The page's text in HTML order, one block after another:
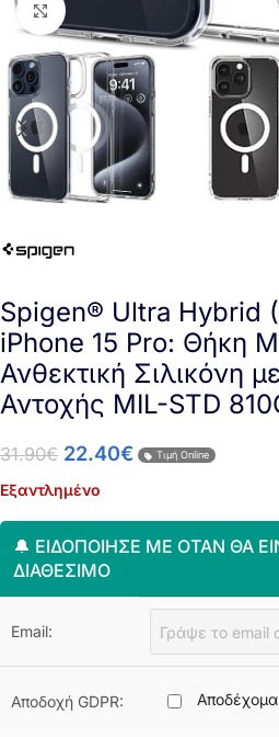
Click to enlarge
Spigen® Ultra Hybrid
iPhone 15 Pro: Θήκη
Ανθεκτική Σιλικόνη
Αντοχής MIL-STD
31.90€ 22.40€ Τιμή Online
Εξαντλημένο
🔔 ΕΙΔΟΠΟΊΗΣΈ ΜΕ ΌΤΑΝ ΘΑ
ΔΙΑΘΈΣΙΜΟ
Email:
Αποδοχή GDPR: